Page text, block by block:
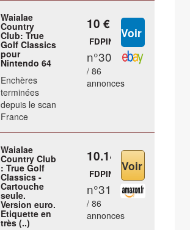
Waialae
Country
Club: True
Golf Classics
pour
Nintendo 64
Enchères
terminées
depuis le scan
France
10 €
FDPIN
n°30
/ 86
annonces
Waialae
Country Club
: True Golf
Classics -
Cartouche
seule.
Version euro.
Etiquette en
très (..)
10.14 €
FDPIN
n°31
/ 86
annonces